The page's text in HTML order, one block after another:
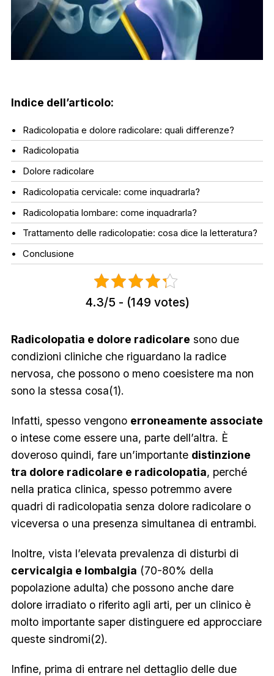
Indice dell’articolo:
Radicolopatia e dolore radicolare: quali differenze?
Radicolopatia
Dolore radicolare
Radicolopatia cervicale: come inquadrarla?
Radicolopatia lombare: come inquadrarla?
Trattamento delle radicolopatie: cosa dice la letteratura?
Conclusione
4.3/5 - (149 votes)
Radicolopatia e dolore radicolare sono due
condizioni cliniche che riguardano la radice
nervosa, che possono o meno coesistere ma non
sono la stessa cosa(1).
Infatti, spesso vengono erroneamente associate
o intese come essere una, parte dell’altra. È
doveroso quindi, fare un’importante distinzione
tra dolore radicolare e radicolopatia, perché
nella pratica clinica, spesso potremmo avere
quadri di radicolopatia senza dolore radicolare o
viceversa o una presenza simultanea di entrambi.
Inoltre, vista l’elevata prevalenza di disturbi di
cervicalgia e lombalgia (70-80% della
popolazione adulta) che possono anche dare
dolore irradiato o riferito agli arti, per un clinico è
molto importante saper distinguere ed approcciare
queste sindromi(2).
Infine, prima di entrare nel dettaglio delle due